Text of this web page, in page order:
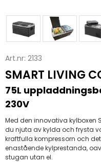
Art.nr: 2133
SMART LIVING
75L
230V
Med den innovativa kylboxen
du njuta av kylda och frysta
kraftfulla kompressorn och
enastående kylprestanda,
stugan utan el.